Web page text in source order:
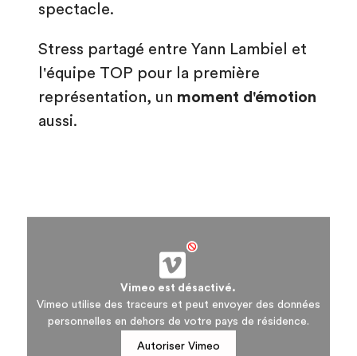
spectacle.
Stress partagé entre Yann Lambiel et
l'équipe TOP pour la première
représentation, un moment d'émotion
aussi.
Vimeo est désactivé.
Vimeo utilise des traceurs et peut envoyer des données
personnelles en dehors de votre pays de résidence.
Autoriser Vimeo